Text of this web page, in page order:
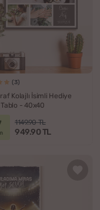
(3)
Kolajlı İsimli Hediye
- 40x40
1149.90 TL
949.90 TL